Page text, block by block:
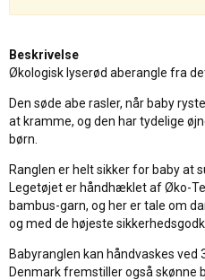
Beskrivelse
Økologisk lyserød aberangle fra
Den søde abe rasler, når baby
at kramme, og den har tydelige
børn.
Ranglen er helt sikker for baby at
Legetøjet er håndhæklet af Øko-
bambus-garn, og her er tale om
og med de højeste
Babyranglen kan håndvaskes ved
Denmark fremstiller også skønne